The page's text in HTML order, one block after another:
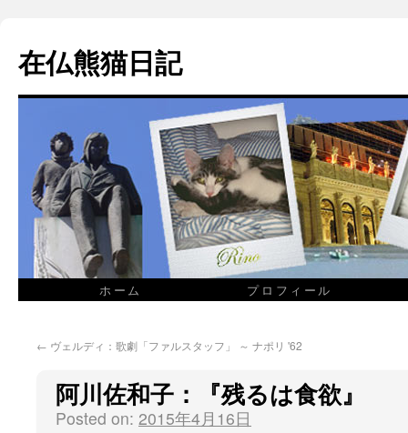
在仏熊猫日記
ホーム プロフィール
← ヴェルディ：歌劇「ファルスタッフ」 ～ ナポリ '62
阿川佐和子：『残るは食欲』
Posted on: 2015年4月16日